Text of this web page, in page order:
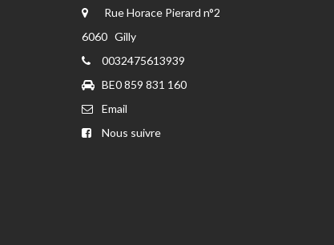
Rue Horace Pierard n°2
6060 Gilly
0032475613939
BE0 859 831 160
Email
Nous suivre